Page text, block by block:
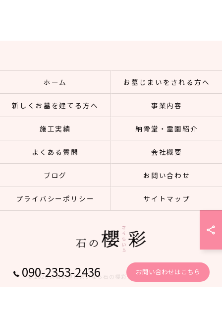
090-2353-2436 お問い合わせはこちら
ホーム お墓じまいをされる方へ
新しくお墓を建てる方へ 事業内容
施工実績 納骨堂・霊園紹介
よくある質問 会社概要
ブログ お問い合わせ
プライバシーポリシー サイトマップ
© 2026 大阪の墓じまいなら石の櫻彩 ALL RIGHTS RESERVED.